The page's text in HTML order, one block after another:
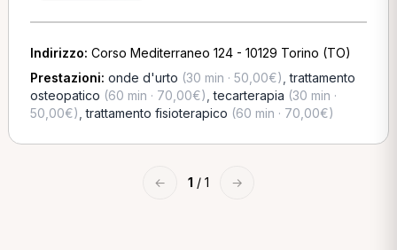
Indirizzo: Corso Mediterraneo 124 - 10129 Torino (TO)
Prestazioni: onde d'urto (30 min · 50,00€) ,trattamento
osteopatico (60 min · 70,00€) ,tecarterapia (30 min ·
50,00€) ,trattamento fisioterapico (60 min · 70,00€)
← 1 / 1 →